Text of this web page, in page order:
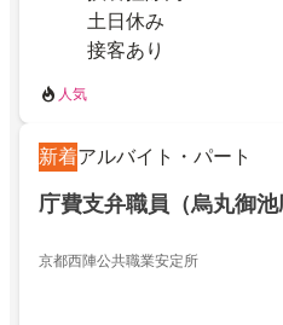
土日休み
接客あり
人気
新着アルバイト・パート
庁費支弁職員（烏丸御
京都西陣公共職業安定所